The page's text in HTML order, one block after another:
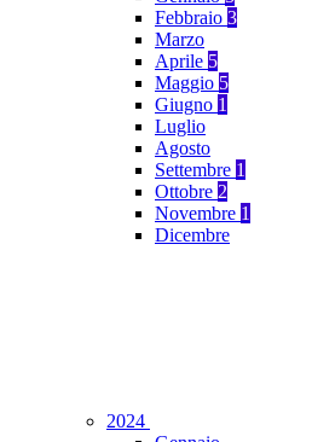
Febbraio 3
Marzo
Aprile 5
Maggio 5
Giugno 1
Luglio
Agosto
Settembre 1
Ottobre 2
Novembre 1
Dicembre
2024